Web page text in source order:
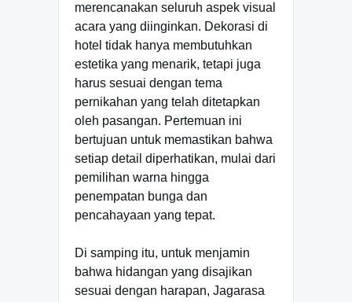
merencanakan seluruh aspek visual
acara yang diinginkan. Dekorasi di
hotel tidak hanya membutuhkan
estetika yang menarik, tetapi juga
harus sesuai dengan tema
pernikahan yang telah ditetapkan
oleh pasangan. Pertemuan ini
bertujuan untuk memastikan bahwa
setiap detail diperhatikan, mulai dari
pemilihan warna hingga
penempatan bunga dan
pencahayaan yang tepat.
Di samping itu, untuk menjamin
bahwa hidangan yang disajikan
sesuai dengan harapan, Jagarasa